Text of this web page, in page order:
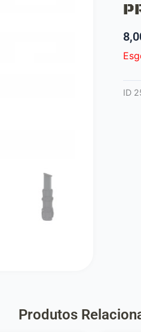
ID
Produtos